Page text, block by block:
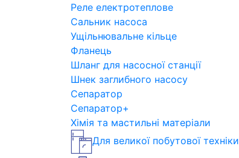
Реле електротеплове
Сальник насоса
Ущільнювальне кільце
Фланець
Шланг для насосної станції
Шнек заглибного насосу
Сепаратор
Сепаратор+
Хімія та мастильні матеріали
Для великої побутової техніки